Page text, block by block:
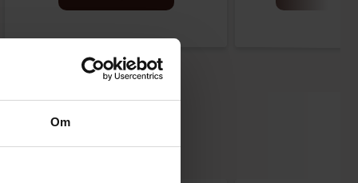
Om